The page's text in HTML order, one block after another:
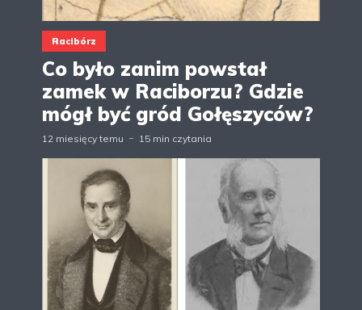
Racibórz
Co było zanim powstał
zamek w Raciborzu? Gdzie
mógł być gród Gołęszyców?
12 miesięcy temu 15 min czytania